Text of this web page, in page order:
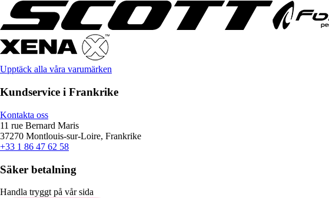
Upptäck alla våra varumärken
Kundservice i Frankrike
Kontakta oss
11 rue Bernard Maris
37270 Montlouis-sur-Loire, Frankrike
+33 1 86 47 62 58
Säker betalning
Handla tryggt på vår sida